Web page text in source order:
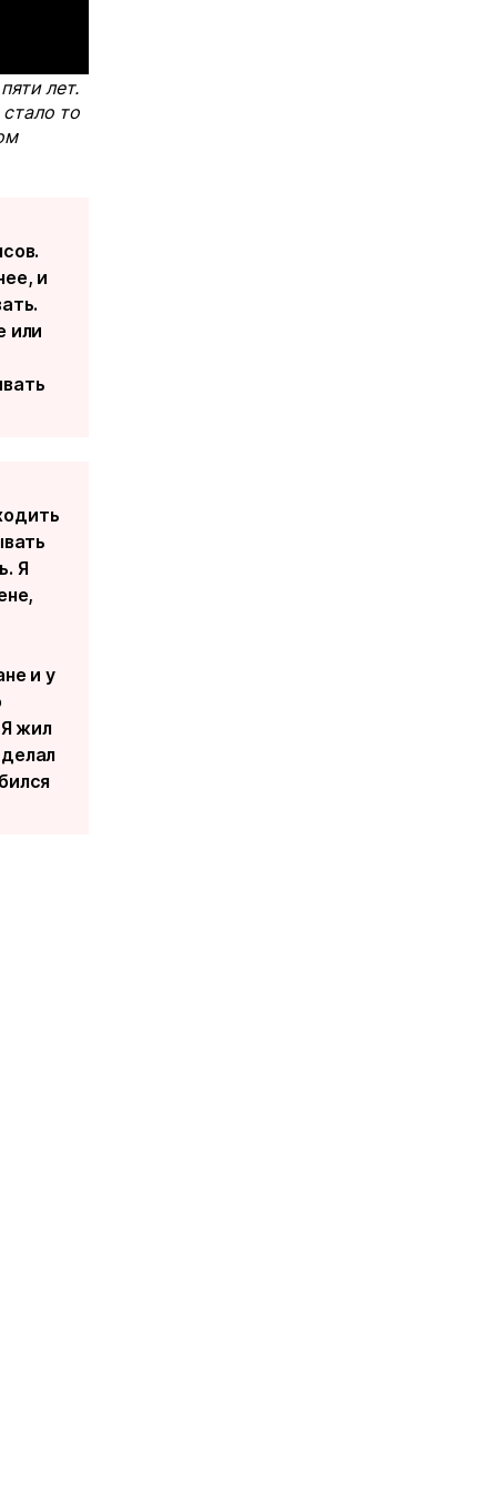
лет.
то
и
или
Я
и у
жил